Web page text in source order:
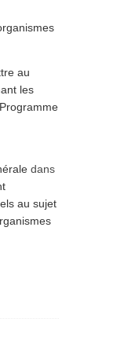
au
les
dans
au sujet